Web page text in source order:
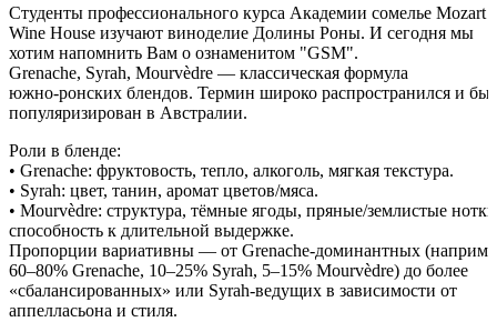
Студенты профессионального курса Академии сомелье Mozart
Wine House изучают виноделие Долины Роны. И сегодня мы
хотим напомнить Вам о ознаменитом "GSM".
Grenache, Syrah, Mourvèdre — классическая формула
южно‑ронских блендов. Термин широко распространился и
популяризирован в Австралии.
Роли в бленде:
• Grenache: фруктовость, тепло, алкоголь, мягкая текстура.
• Syrah: цвет, танин, аромат цветов/мяса.
• Mourvèdre: структура, тёмные ягоды, пряные/землистые
способность к длительной выдержке.
Пропорции вариативны — от Grenache‑доминантных
60–80% Grenache, 10–25% Syrah, 5–15% Mourvèdre) до более
«сбалансированных» или Syrah‑ведущих в зависимости от
аппелласьона и стиля.